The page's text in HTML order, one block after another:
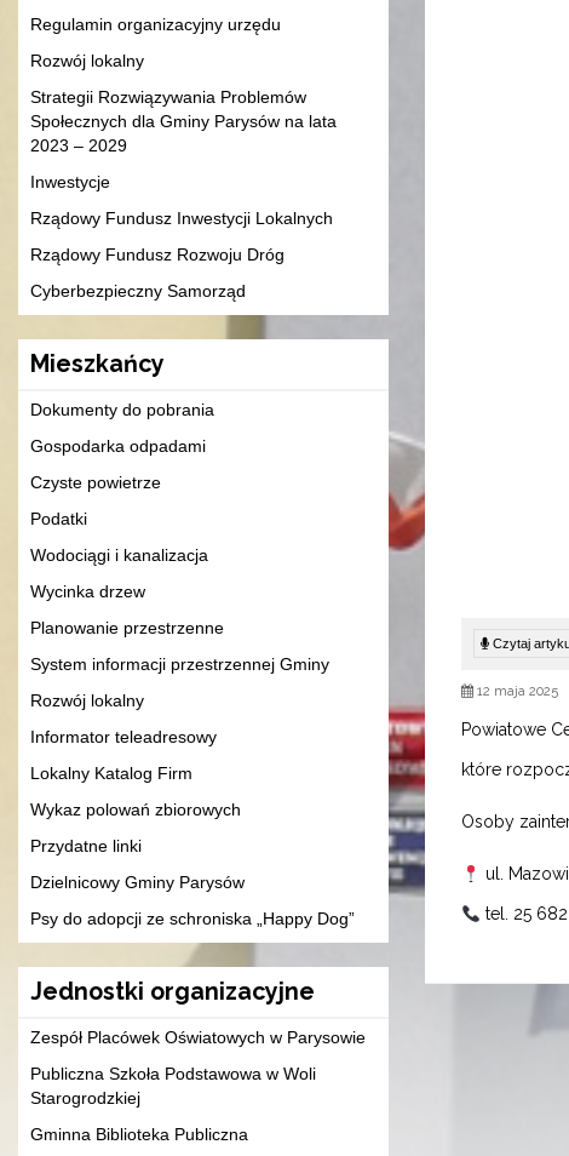
Regulamin organizacyjny urzędu
Rozwój lokalny
Strategii Rozwiązywania Problemów
Społecznych dla Gminy Parysów na lata
2023 – 2029
Inwestycje
Rządowy Fundusz Inwestycji Lokalnych
Rządowy Fundusz Rozwoju Dróg
Cyberbezpieczny Samorząd
Mieszkańcy
Dokumenty do pobrania
Gospodarka odpadami
Czyste powietrze
Podatki
Wodociągi i kanalizacja
Wycinka drzew
Planowanie przestrzenne
System informacji przestrzennej Gminy
Rozwój lokalny
Informator teleadresowy
Lokalny Katalog Firm
Wykaz polowań zbiorowych
Przydatne linki
Dzielnicowy Gminy Parysów
Psy do adopcji ze schroniska „Happy Dog”
Jednostki organizacyjne
Zespół Placówek Oświatowych w Parysowie
Publiczna Szkoła Podstawowa w Woli
Starogrodzkiej
Gminna Biblioteka Publiczna
Czytaj
12 maja 2025
Powiatowe
które
Osoby
ul.
tel. 25 682